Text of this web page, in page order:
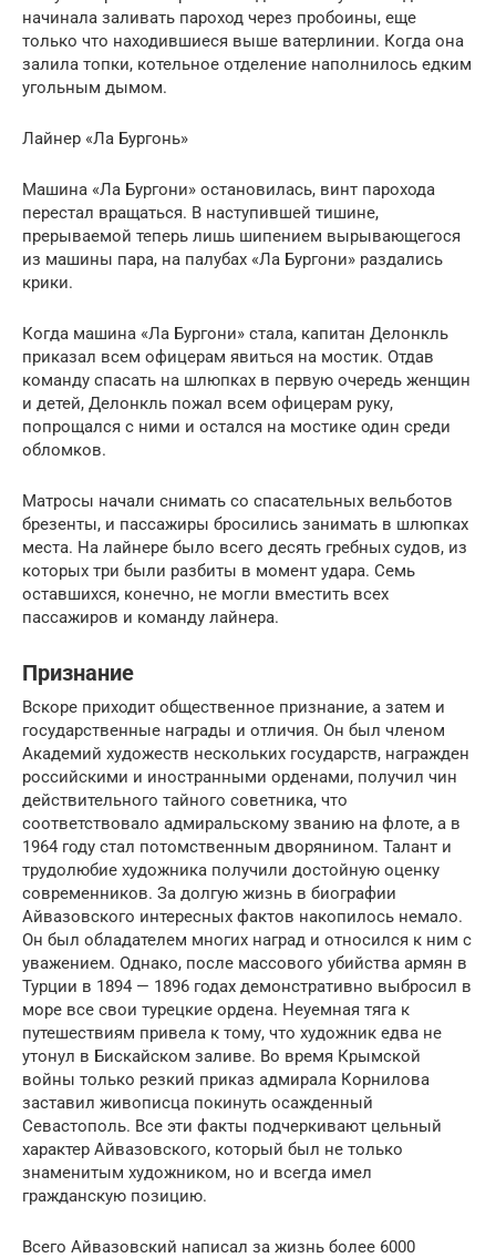
начинала заливать пароход через пробоины, еще
только что находившиеся выше ватерлинии. Когда она
залила топки, котельное отделение наполнилось едким
угольным дымом.
Лайнер «Ла Бургонь»
Машина «Ла Бургони» остановилась, винт парохода
перестал вращаться. В наступившей тишине,
прерываемой теперь лишь шипением вырывающегося
из машины пара, на палубах «Ла Бургони» раздались
крики.
Когда машина «Ла Бургони» стала, капитан Делонкль
приказал всем офицерам явиться на мостик. Отдав
команду спасать на шлюпках в первую очередь женщин
и детей, Делонкль пожал всем офицерам руку,
попрощался с ними и остался на мостике один среди
обломков.
Матросы начали снимать со спасательных вельботов
брезенты, и пассажиры бросились занимать в шлюпках
места. На лайнере было всего десять гребных судов, из
которых три были разбиты в момент удара. Семь
оставшихся, конечно, не могли вместить всех
пассажиров и команду лайнера.
Признание
Вскоре приходит общественное признание, а затем и
государственные награды и отличия. Он был членом
Академий художеств нескольких государств, награжден
российскими и иностранными орденами, получил чин
действительного тайного советника, что
соответствовало адмиральскому званию на флоте, а в
1964 году стал потомственным дворянином. Талант и
трудолюбие художника получили достойную оценку
современников. За долгую жизнь в биографии
Айвазовского интересных фактов накопилось немало.
Он был обладателем многих наград и относился к ним с
уважением. Однако, после массового убийства армян в
Турции в 1894 — 1896 годах демонстративно выбросил в
море все свои турецкие ордена. Неуемная тяга к
путешествиям привела к тому, что художник едва не
утонул в Бискайском заливе. Во время Крымской
войны только резкий приказ адмирала Корнилова
заставил живописца покинуть осажденный
Севастополь. Все эти факты подчеркивают цельный
характер Айвазовского, который был не только
знаменитым художником, но и всегда имел
гражданскую позицию.
Всего Айвазовский написал за жизнь более 6000